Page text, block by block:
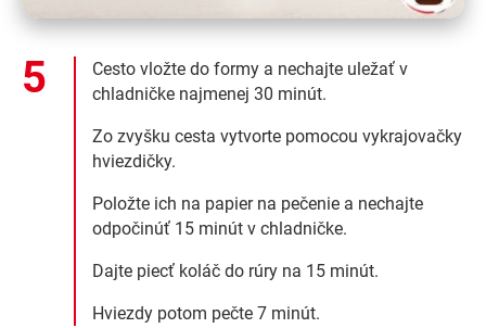
Cesto vložte do formy a nechajte uležať v
chladničke najmenej 30 minút.
Zo zvyšku cesta vytvorte pomocou vykrajovačky
hviezdičky.
Položte ich na papier na pečenie a nechajte
odpočinúť 15 minút v chladničke.
Dajte piecť koláč do rúry na 15 minút.
Hviezdy potom pečte 7 minút.